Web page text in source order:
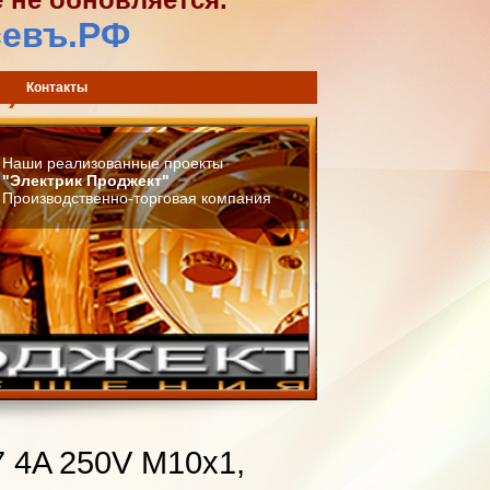
42-02
Контакты
Наши реализованные проекты
"Электрик Проджект"
Производственно-торговая компания
4A 250V М10х1,